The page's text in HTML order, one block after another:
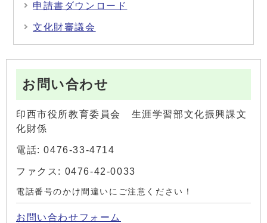
申請書ダウンロード
文化財審議会
お問い合わせ
印西市役所教育委員会 生涯学習部文化振興課文
化財係
電話: 0476-33-4714
ファクス: 0476-42-0033
電話番号のかけ間違いにご注意ください！
お問い合わせフォーム